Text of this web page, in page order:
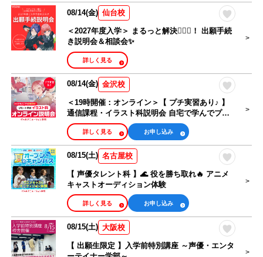
08/14(金) 仙台校
＜2027年度入学＞ まるっと解決🙆🏻‍♀️！ 出願手続
き説明会＆相談会✨
詳しく見る
08/14(金) 金沢校
＜19時開催：オンライン＞【 プチ実習あり♪ 】
通信課程・イラスト科説明会 自宅で学んでプロ
をめざそう！
お申し込み
詳しく見る
08/15(土) 名古屋校
【 声優タレント科 】🌊 役を勝ち取れ🔥 アニメ
キャストオーディション体験
お申し込み
詳しく見る
08/15(土) 大阪校
【 出願生限定 】入学前特別講座 ～声優・エンタ